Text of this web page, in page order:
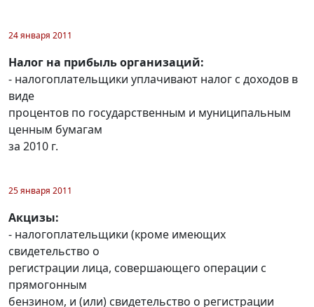
24 января 2011
Налог на прибыль организаций:
- налогоплательщики уплачивают налог с доходов в
виде
процентов по государственным и муниципальным
ценным бумагам
за 2010 г.
25 января 2011
Акцизы:
- налогоплательщики (кроме имеющих
свидетельство о
регистрации лица, совершающего операции с
прямогонным
бензином, и (или) свидетельство о регистрации